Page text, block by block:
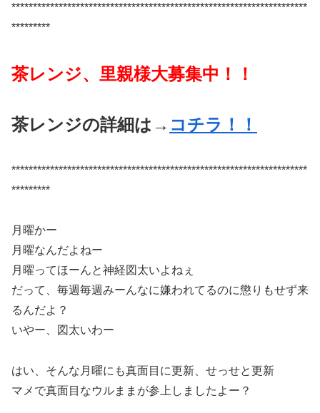
*********************************************************************
*********
茶レンジ、里親様大募集中！！
茶レンジの詳細は→ コチラ！！
*********************************************************************
*********
月曜かー
月曜なんだよねー
月曜ってほーんと神経図太いよねぇ
だって、毎週毎週みーんなに嫌われてるのに懲りもせず来
るんだよ？
いやー、図太いわー
はい、そんな月曜にも真面目に更新、せっせと更新
マメで真面目なウルままが参上しましたよー？